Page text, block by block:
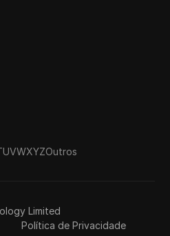
UVWXYZOutros
Limited
Política de Privacidade